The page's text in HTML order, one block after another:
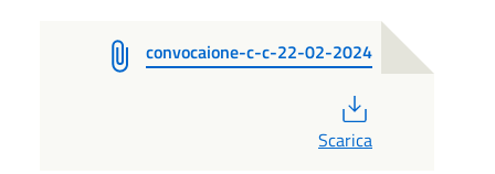
convocaione-c-c-22-02-2024
Scarica